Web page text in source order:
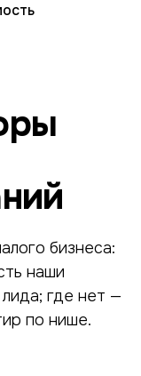
бизнеса:
наши
где нет —
по нише.